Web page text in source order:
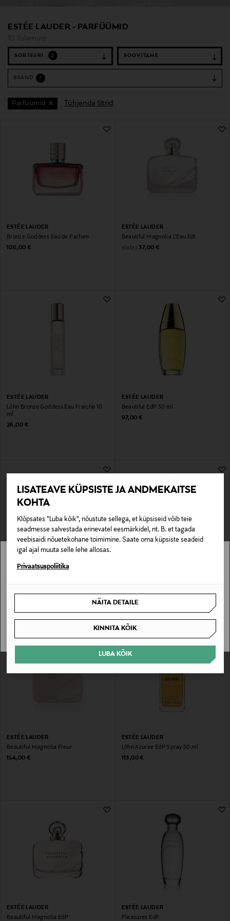
LISATEAVE KÜPSISTE JA ANDMEKAITSE
KOHTA
Klõpsates "Luba kõik", nõustute sellega, et küpsiseid võib teie
seadmesse salvestada erinevatel eesmärkidel, nt. B. et tagada
veebisaidi nõuetekohane toimimine. Saate oma küpsiste seadeid
igal ajal muuta selle lehe allosas.
Privaatsuspoliitika
NÄITA DETAILE
KINNITA KÕIK
LUBA KÕIK
ESTÉE LAUDER - PARFÜÜMID
10 Tulemust
SORTEERI 2
BRÄND
Parfüümid Tühjenda filtrid
ESTÉE LAUDER
Bronze Goddess Eau de Parfum
Original Price
106,00 €
ESTÉE LAUDER
Beautiful Magnolia L'Eau Edt
alates Original Price
37,00 €
ESTÉE LAUDER
Lõhn Bronze Goddess Eau Fraiche 10
ml
Original Price
26,00 €
ESTÉE LAUDER
Beautiful EdP 30 ml
Original Price
97,00 €
ESTÉE LAUDER
ESTÉE LAUDER
Beautiful Magnolia Fleur
Original Price
154,00 €
ESTÉE LAUDER
Lõhn Azuree EdP Spray 50 ml
Original Price
113,00 €
ESTÉE LAUDER
Beautiful Magnolia EdP
ESTÉE LAUDER
Pleasures EdP
Stockmann pole Sinu riigis saadaval.
SAAN ARU